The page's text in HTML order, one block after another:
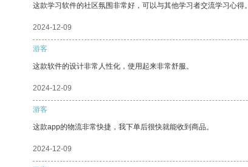
这款学习软件的社区氛围非常好，可以与其他学习者交流学习心得。
2024-12-09
游客
这款软件的设计非常人性化，使用起来非常舒服。
2024-12-09
游客
这款app的物流非常快捷，我下单后很快就能收到商品。
2024-12-09